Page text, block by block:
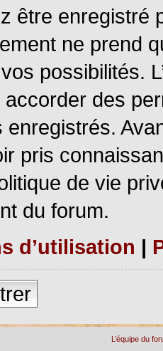
être enregistré
ne prend
possibilités.
accorder des
enregistrés.
pris
de vie
du forum.
d’utilisation |
L’équipe du